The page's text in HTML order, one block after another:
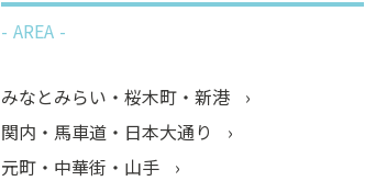
AREA
みなとみらい・桜木町・新港
関内・馬車道・日本大通り
元町・中華街・山手